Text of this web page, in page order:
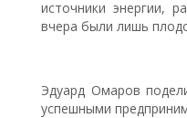
источники энергии,
вчера были лишь
Эдуард Омаров
успешными